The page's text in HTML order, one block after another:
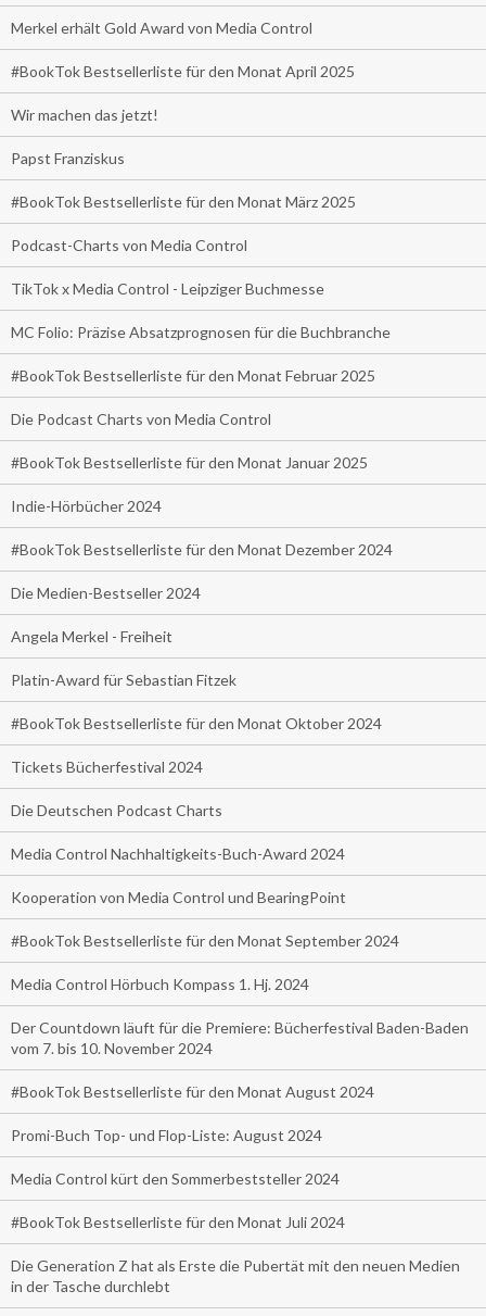
Merkel erhält Gold Award von Media Control
#BookTok Bestsellerliste für den Monat April 2025
Wir machen das jetzt!
Papst Franziskus
#BookTok Bestsellerliste für den Monat März 2025
Podcast-Charts von Media Control
TikTok x Media Control - Leipziger Buchmesse
MC Folio: Präzise Absatzprognosen für die Buchbranche
#BookTok Bestsellerliste für den Monat Februar 2025
Die Podcast Charts von Media Control
#BookTok Bestsellerliste für den Monat Januar 2025
Indie-Hörbücher 2024
#BookTok Bestsellerliste für den Monat Dezember 2024
Die Medien-Bestseller 2024
Angela Merkel - Freiheit
Platin-Award für Sebastian Fitzek
#BookTok Bestsellerliste für den Monat Oktober 2024
Tickets Bücherfestival 2024
Die Deutschen Podcast Charts
Media Control Nachhaltigkeits-Buch-Award 2024
Kooperation von Media Control und BearingPoint
#BookTok Bestsellerliste für den Monat September 2024
Media Control Hörbuch Kompass 1. Hj. 2024
Der Countdown läuft für die Premiere: Bücherfestival Baden-Baden
vom 7. bis 10. November 2024
#BookTok Bestsellerliste für den Monat August 2024
Promi-Buch Top- und Flop-Liste: August 2024
Media Control kürt den Sommerbeststeller 2024
#BookTok Bestsellerliste für den Monat Juli 2024
Die Generation Z hat als Erste die Pubertät mit den neuen Medien
in der Tasche durchlebt